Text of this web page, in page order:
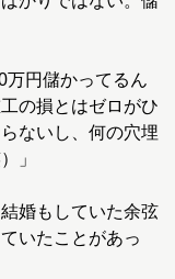
万円儲かってるん
の損とはゼロがひ
ないし、何の穴埋
」
婚もしていた余弦
いたことがあっ